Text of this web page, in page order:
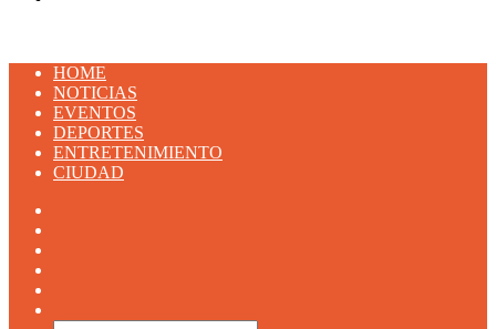
HOME
NOTICIAS
EVENTOS
DEPORTES
ENTRETENIMIENTO
CIUDAD